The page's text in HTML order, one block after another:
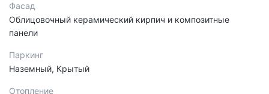
Фасад
Облицовочный керамический кирпич и композитные
панели
Паркинг
Наземный, Крытый
Отопление